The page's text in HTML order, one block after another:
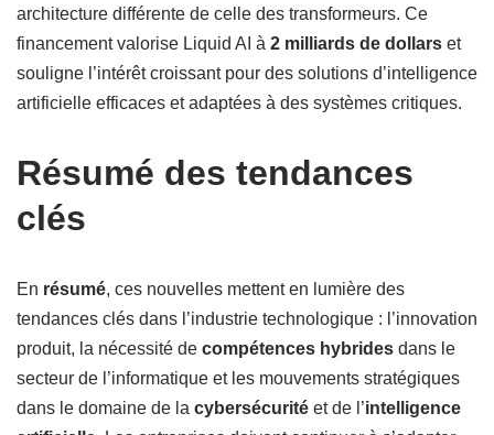
architecture différente de celle des transformeurs. Ce
financement valorise Liquid AI à 2 milliards de dollars et
souligne l’intérêt croissant pour des solutions d’intelligence
artificielle efficaces et adaptées à des systèmes critiques.
Résumé des tendances
clés
En résumé, ces nouvelles mettent en lumière des
tendances clés dans l’industrie technologique : l’innovation
produit, la nécessité de compétences hybrides dans le
secteur de l’informatique et les mouvements stratégiques
dans le domaine de la cybersécurité et de l’intelligence